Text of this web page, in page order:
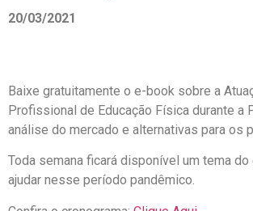
20/03/2021
Baixe gratuitamente o e-book sobre a
Profissional de Educação Física durante a
análise do mercado e alternativas para os
Toda semana ficará disponível um tema
ajudar nesse período pandêmico.